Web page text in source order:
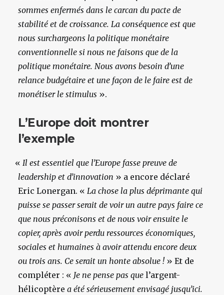
sommes enfermés dans le carcan du pacte de
stabilité et de croissance. La conséquence est que
nous surchargeons la politique monétaire
conventionnelle si nous ne faisons que de la
politique monétaire. Nous avons besoin d’une
relance budgétaire et une façon de le faire est de
monétiser le stimulus ».
L’Europe doit montrer
l’exemple
« Il est essentiel que l’Europe fasse preuve de
leadership et d’innovation » a encore déclaré
Eric Lonergan. « La chose la plus déprimante qui
puisse se passer serait de voir un autre pays faire ce
que nous préconisons et de nous voir ensuite le
copier, après avoir perdu ressources économiques,
sociales et humaines à avoir attendu encore deux
ou trois ans. Ce serait un honte absolue ! » Et de
compléter : « Je ne pense pas que l’argent-
hélicoptère a été sérieusement envisagé jusqu’ici.